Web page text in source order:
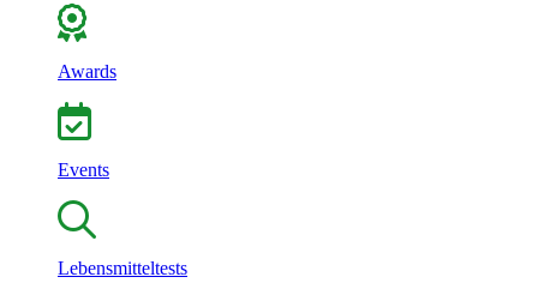
Awards
Events
Lebensmitteltests